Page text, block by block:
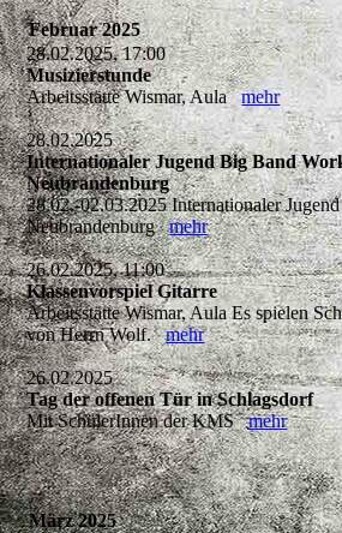
Februar 2025
28.02.2025, 17:00
Musizierstunde
Arbeitsstätte Wismar, Aulamehr
28.02.2025
Internationaler Jugend Big Band
Neubrandenburg
28.02.-02.03.2025 Internationaler
Neubrandenburgmehr
26.02.2025, 11:00
Klassenvorspiel Gitarre
Arbeitsstätte Wismar, Aula Es spielen
von Herrn Wolf.mehr
26.02.2025
Tag der offenen Tür in Schlagsdorf
Mit SchülerInnen der KMSmehr
März 2025